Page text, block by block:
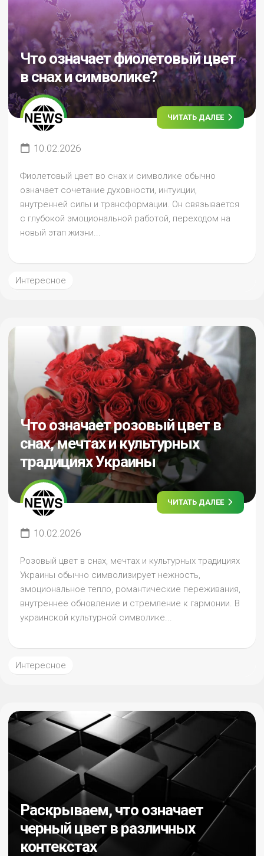
Что означает фиолетовый цвет
в снах и символике?
ЧИТАТЬ ДАЛЕЕ
10.02.2026
Фиолетовый цвет во снах и символике обычно
означает сочетание духовности, интуиции,
внутренней силы и трансформации. Он связывается
с глубокой эмоциональной работой, переходом на
новый этап жизни...
Интересное
Что означает розовый цвет в
снах, мечтах и культурных
традициях Украины
ЧИТАТЬ ДАЛЕЕ
10.02.2026
Розовый цвет в снах, мечтах и культурных традициях
Украины обычно символизирует нежность,
эмоциональное тепло, романтические переживания,
внутреннее обновление и стремление к гармонии. В
украинской культурной символике...
Интересное
Раскрываем, что означает
черный цвет в различных
контекстах